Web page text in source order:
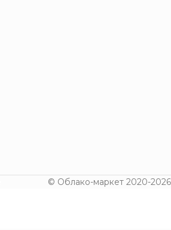
© Облако-маркет 2020-